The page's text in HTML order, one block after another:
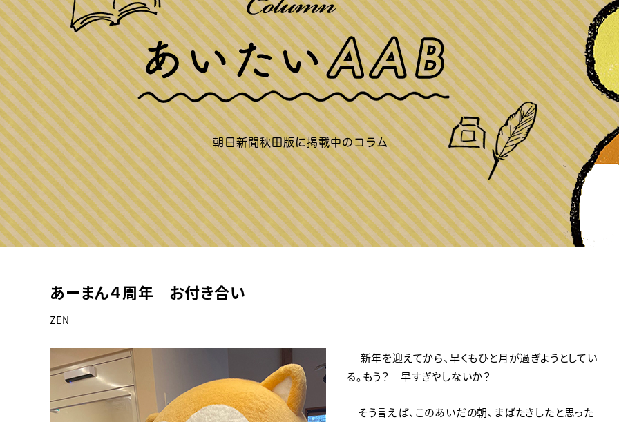
あーまん４周年 お付き合い
ZEN
新年を迎えてから、早くもひと月が過ぎようとしてい
る。もう？ 早すぎやしないか？
そう言えば、このあいだの朝、まばたきしたと思った